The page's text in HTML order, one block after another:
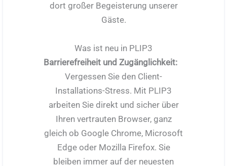
dort großer Begeisterung unserer
Gäste.
Was ist neu in PLIP3
Barrierefreiheit und Zugänglichkeit:
Vergessen Sie den Client-
Installations-Stress. Mit PLIP3
arbeiten Sie direkt und sicher über
Ihren vertrauten Browser, ganz
gleich ob Google Chrome, Microsoft
Edge oder Mozilla Firefox. Sie
bleiben immer auf der neuesten